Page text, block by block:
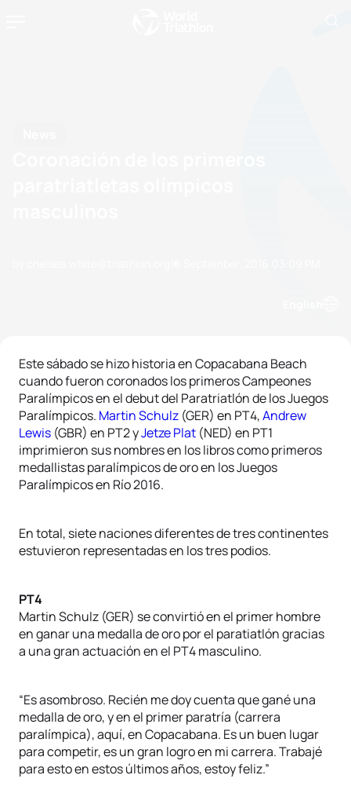
Este sábado se hizo historia en Copacabana Beach
cuando fueron coronados los primeros Campeones
Paralímpicos en el debut del Paratriatlón de los Juegos
Paralímpicos. Martin Schulz (GER) en PT4,Andrew
Lewis (GBR) en PT2 yJetze Plat (NED) en PT1
imprimieron sus nombres en los libros como primeros
medallistas paralímpicos de oro en los Juegos
Paralímpicos en Río 2016.
En total, siete naciones diferentes de tres continentes
estuvieron representadas en los tres podios.
PT4
Martin Schulz (GER) se convirtió en el primer hombre
en ganar una medalla de oro por el paratiatlón gracias
a una gran actuación en el PT4 masculino.
“Es asombroso. Recién me doy cuenta que gané una
medalla de oro, y en el primer paratría (carrera
paralímpica), aquí, en Copacabana. Es un buen lugar
para competir, es un gran logro en mi carrera. Trabajé
para esto en estos últimos años, estoy feliz.”